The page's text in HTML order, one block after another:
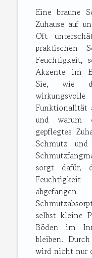
Eine braune
Zuhause auf
Oft
praktischen
Feuchtigkeit,
Akzente im
Sie, wie
Funktionalität
und warum
gepflegtes
Schmutz
sorgt dafür,
selbst kleine
Böden im
bleiben.
wird nicht nur